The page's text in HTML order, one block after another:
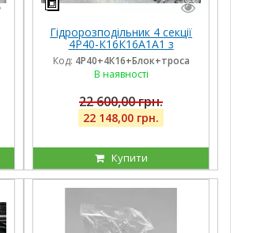
Гідророзподільник 4 секції
4Р40-К16К16А1А1 з
плаваючими на 3 секції,
троса та блок важелів на 4
ричага
Код: 4Р40+4К16+Блок+троса
В наявності
22 600,00 грн.
22 148,00 грн.
Купити